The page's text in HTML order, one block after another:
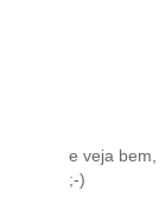
e veja
;-)